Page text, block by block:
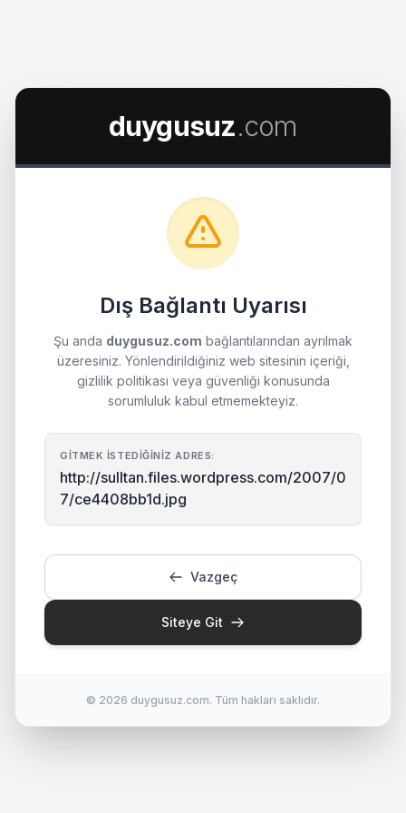
duygusuz.com
Dış Bağlantı Uyarısı
Şu anda duygusuz.com bağlantılarından ayrılmak
üzeresiniz. Yönlendirildiğiniz web sitesinin içeriği,
gizlilik politikası veya güvenliği konusunda
sorumluluk kabul etmemekteyiz.
GITMEK İSTEDIĞINIZ ADRES:
http://sulltan.files.wordpress.com/2007/0
7/ce4408bb1d.jpg
Vazgeç
Siteye Git
© 2026 duygusuz.com. Tüm hakları saklıdır.